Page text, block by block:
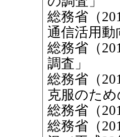
総務省（
通信活用
総務省（
調査」
総務省（
克服のた
総務省（
総務省（